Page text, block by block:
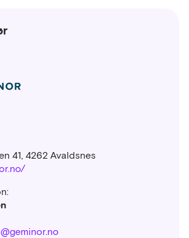
41, 4262 Avaldsnes